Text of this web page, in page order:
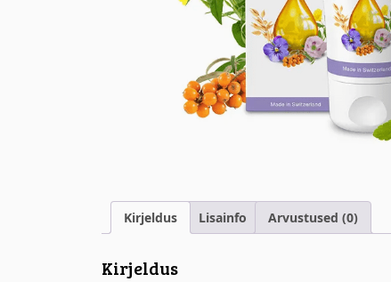
Kirjeldus Lisainfo Arvustused (0)
Kirjeldus